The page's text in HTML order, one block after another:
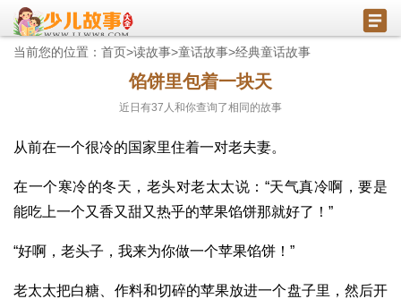
当前您的位置： 首页>读故事>童话故事>经典童话故事
馅饼里包着一块天
近日有37 人和你查询了相同的故事
从前在一个很冷的国家里住着一对老夫妻。
在一个寒冷的冬天，老头对老太太说：“天气真冷啊，要是
能吃上一个又香又甜又热乎的苹果馅饼那就好了！”
“好啊，老头子，我来为你做一个苹果馅饼！”
老太太把白糖、作料和切碎的苹果放进一个盘子里，然后开